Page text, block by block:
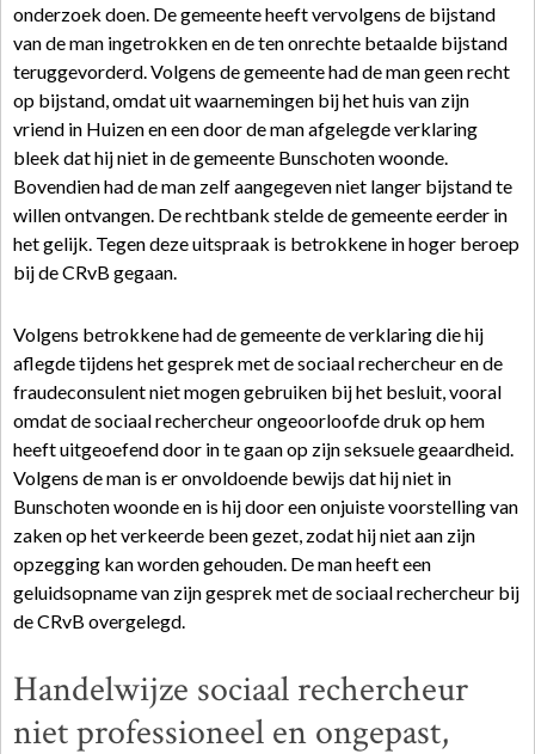
onderzoek doen. De gemeente heeft vervolgens de bijstand
van de man ingetrokken en de ten onrechte betaalde bijstand
teruggevorderd. Volgens de gemeente had de man geen recht
op bijstand, omdat uit waarnemingen bij het huis van zijn
vriend in Huizen en een door de man afgelegde verklaring
bleek dat hij niet in de gemeente Bunschoten woonde.
Bovendien had de man zelf aangegeven niet langer bijstand te
willen ontvangen. De rechtbank stelde de gemeente eerder in
het gelijk. Tegen deze uitspraak is betrokkene in hoger beroep
bij de CRvB gegaan.
Volgens betrokkene had de gemeente de verklaring die hij
aflegde tijdens het gesprek met de sociaal rechercheur en de
fraudeconsulent niet mogen gebruiken bij het besluit, vooral
omdat de sociaal rechercheur ongeoorloofde druk op hem
heeft uitgeoefend door in te gaan op zijn seksuele geaardheid.
Volgens de man is er onvoldoende bewijs dat hij niet in
Bunschoten woonde en is hij door een onjuiste voorstelling van
zaken op het verkeerde been gezet, zodat hij niet aan zijn
opzegging kan worden gehouden. De man heeft een
geluidsopname van zijn gesprek met de sociaal rechercheur bij
de CRvB overgelegd.
Handelwijze sociaal rechercheur
niet professioneel en ongepast,